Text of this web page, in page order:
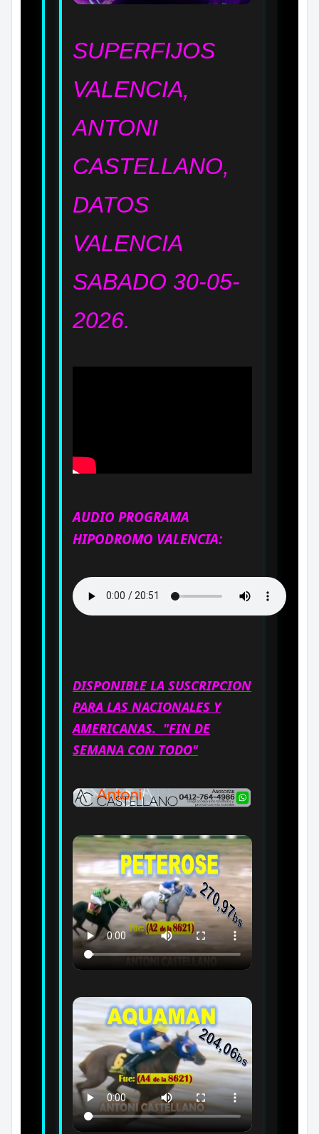
SUPERFIJOS
VALENCIA,
ANTONI
CASTELLANO,
DATOS
VALENCIA
SABADO 30-05-
2026.
AUDIO PROGRAMA
HIPODROMO VALENCIA:
DISPONIBLE LA SUSCRIPCION
PARA LAS NACIONALES Y
AMERICANAS. "FIN DE
SEMANA CON TODO"